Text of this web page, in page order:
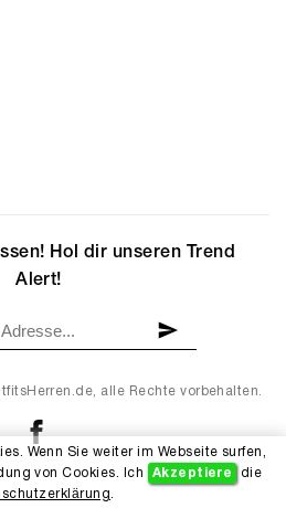
alle Rechte vorbehalten.
Hol dir unseren Trend
Alert!
Wenn Sie weiter im Webseite surfen,
von Cookies. Ich
Akzeptiere
die